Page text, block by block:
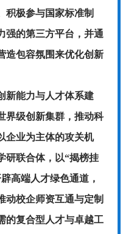
积极参与国家标准制
强的第三方平台，并通
造包容氛围来优化创新
新能力与人才体系建
界级创新集群，推动科
企业为主体的攻关机
研联合体，以“揭榜挂
高端人才绿色通道，
动校企师资互通与定制
的复合型人才与卓越工